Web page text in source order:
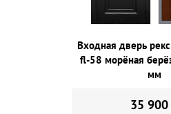
Входная дверь
fl-58 морёная
мм
35